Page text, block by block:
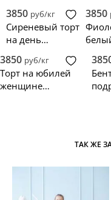
женщине
3850 руб/кг
Сиреневый торт
на день
женщине 40 лет
3850
3850 руб/кг
Торт на юбилей
женщине
ТАК ЖЕ